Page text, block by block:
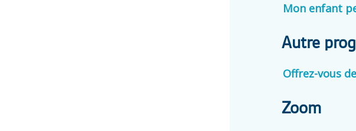
Mon enfant
Autre
Offrez-vous
Zoom